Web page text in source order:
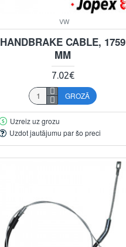
VW
HANDBRAKE CABLE, 1759
MM
7.02€
GROZĀ
Uzreiz uz grozu
Uzdot jautājumu par šo preci